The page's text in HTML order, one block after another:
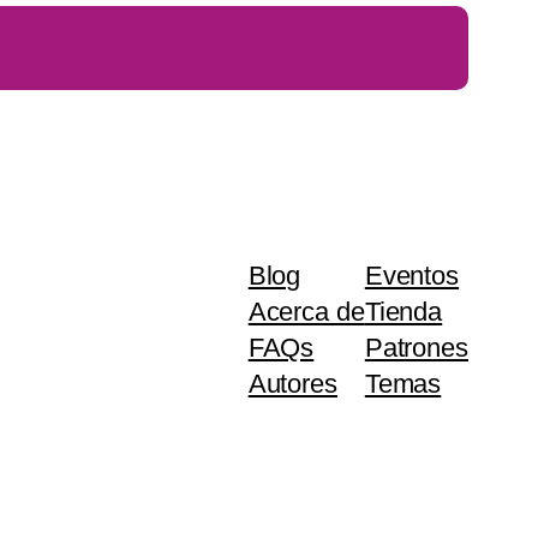
Blog
Acerca de
FAQs
Autores
Eventos
Tienda
Patrones
Temas